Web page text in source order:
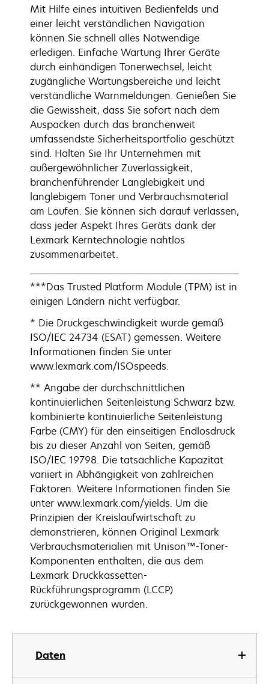
Daten
Mit Hilfe eines intuitiven Bedienfelds und
einer leicht verständlichen Navigation
können Sie schnell alles Notwendige
erledigen. Einfache Wartung Ihrer Geräte
durch einhändigen Tonerwechsel, leicht
zugängliche Wartungsbereiche und leicht
verständliche Warnmeldungen. Genießen Sie
die Gewissheit, dass Sie sofort nach dem
Auspacken durch das branchenweit
umfassendste Sicherheitsportfolio geschützt
sind. Halten Sie Ihr Unternehmen mit
außergewöhnlicher Zuverlässigkeit,
branchenführender Langlebigkeit und
langlebigem Toner und Verbrauchsmaterial
am Laufen. Sie können sich darauf verlassen,
dass jeder Aspekt Ihres Geräts dank der
Lexmark Kerntechnologie nahtlos
zusammenarbeitet.
***Das Trusted Platform Module (TPM) ist in
einigen Ländern nicht verfügbar.
* Die Druckgeschwindigkeit wurde gemäß
ISO/IEC 24734 (ESAT) gemessen. Weitere
Informationen finden Sie unter
www.lexmark.com/ISOspeeds.
** Angabe der durchschnittlichen
kontinuierlichen Seitenleistung Schwarz bzw.
kombinierte kontinuierliche Seitenleistung
Farbe (CMY) für den einseitigen Endlosdruck
bis zu dieser Anzahl von Seiten, gemäß
ISO/IEC 19798. Die tatsächliche Kapazität
variiert in Abhängigkeit von zahlreichen
Faktoren. Weitere Informationen finden Sie
unter www.lexmark.com/yields. Um die
Prinzipien der Kreislaufwirtschaft zu
demonstrieren, können Original Lexmark
Verbrauchsmaterialien mit Unison™-Toner-
Komponenten enthalten, die aus dem
Lexmark Druckkassetten-
Rückführungsprogramm (LCCP)
zurückgewonnen wurden.